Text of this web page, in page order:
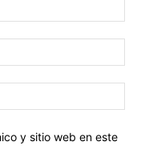
y sitio web en este